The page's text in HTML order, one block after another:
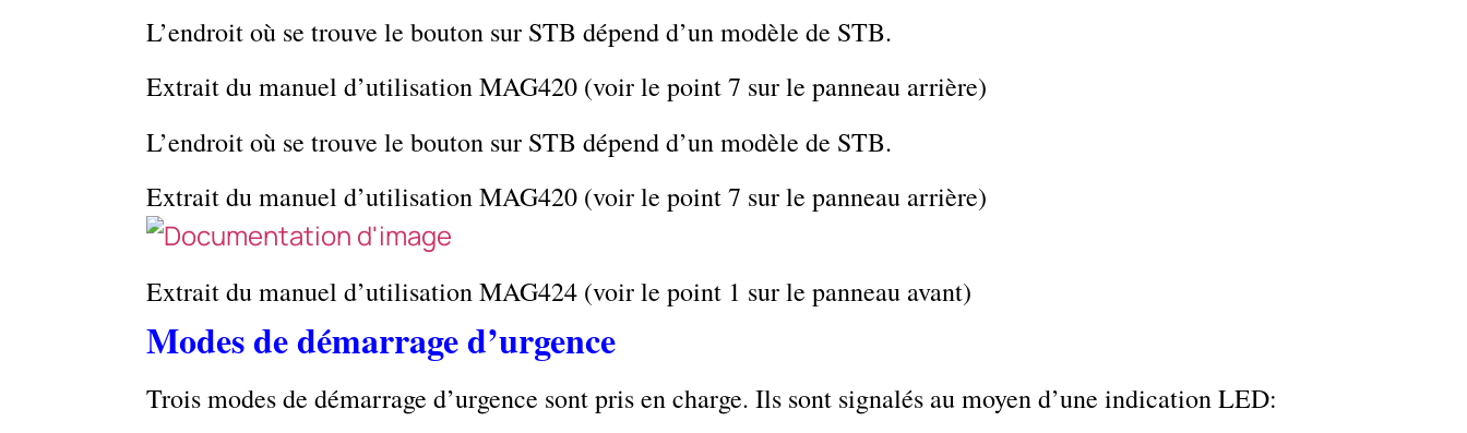
L’endroit où se trouve le bouton sur STB dépend d’un modèle de STB.
Extrait du manuel d’utilisation MAG420 (voir le point 7 sur le panneau arrière)
L’endroit où se trouve le bouton sur STB dépend d’un modèle de STB.
Extrait du manuel d’utilisation MAG420 (voir le point 7 sur le panneau arrière)
Extrait du manuel d’utilisation MAG424 (voir le point 1 sur le panneau avant)
Modes de démarrage d’urgence
Trois modes de démarrage d’urgence sont pris en charge. Ils sont signalés au moyen d’une indication LED: